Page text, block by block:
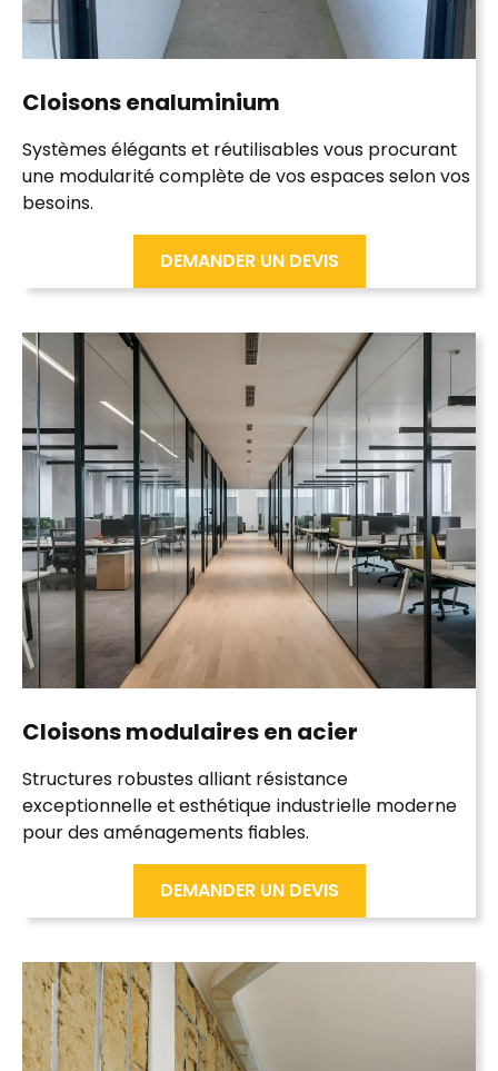
Cloisons enaluminium
Systèmes élégants et réutilisables vous procurant
une modularitécomplète de vos espaces selon vos
besoins.
DEMANDER UN DEVIS
Cloisons modulairesen acier
Structures robustes alliant résistance
exceptionnelle et esthétique industrielle moderne
pour des aménagements fiables.
DEMANDER UN DEVIS